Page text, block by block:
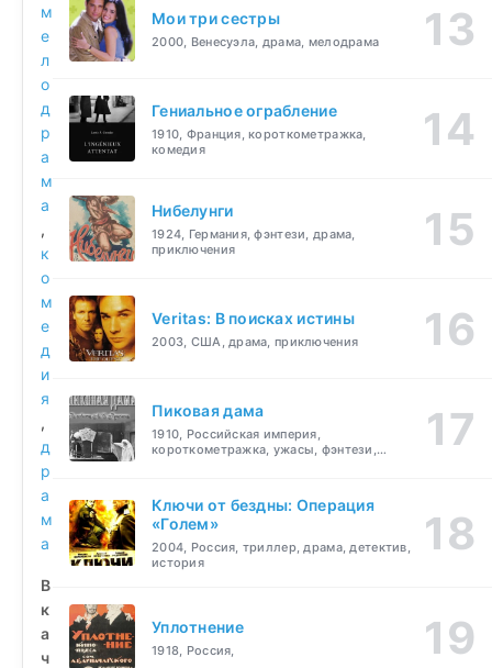
м
е
л
о
д
р
а
м
а
,
к
о
м
е
д
и
я
,
д
р
а
м
а
В
к
а
ч
Мои три сестры
2000, Венесуэла, драма, мелодрама
Гениальное ограбление
1910, Франция, короткометражка,
комедия
Нибелунги
1924, Германия, фэнтези, драма,
приключения
Veritas: В поисках истины
2003, США, драма, приключения
Пиковая дама
1910, Российская империя,
короткометражка, ужасы, фэнтези,
Ключи от бездны: Операция
«Голем»
2004, Россия, триллер, драма, детектив,
история
Уплотнение
1918, Россия,